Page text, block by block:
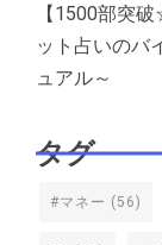
【1500部突
ット占いのバ
ュアル～
タグ
#マネー (56)